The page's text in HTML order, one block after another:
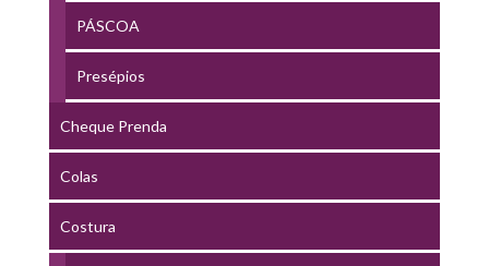
PÁSCOA
Presépios
Cheque Prenda
Colas
Costura